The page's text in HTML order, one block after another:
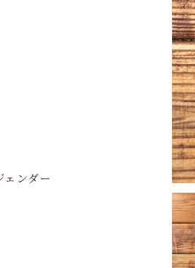
ェンダー